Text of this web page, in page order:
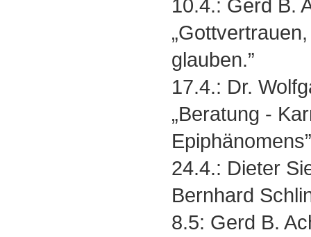
10.4.: Gerd B.
glauben.”
17.4.: Dr.
„Beratung -
Epiphänomens”
24.4.: Dieter
Bernhard
8.5: Gerd B.